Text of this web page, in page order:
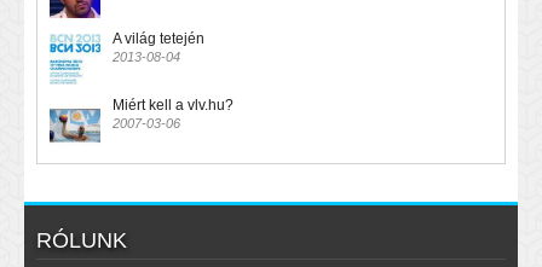
A világ tetején
2013-08-04
Miért kell a vlv.hu?
2007-03-06
RÓLUNK